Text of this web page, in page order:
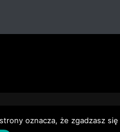
oznacza, że zgadzasz